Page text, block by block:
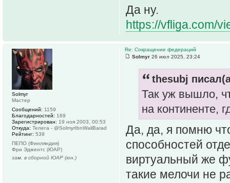
Да ну.
https://vfliga.com/
Re: Сокращение федераций
Solmyr 26 июл 2025, 23:24
thesubj
Так уж вышло,
на континенте,
Да, да, я помню
способностей
виртуальный же
такие мелочи не
Solmyr
Мастер
Сообщений: 1159
Благодарностей: 169
Зарегистрирован: 19 ноя 2003, 00:53
Откуда: Телега - @SolmyrIbnWaliBarad
Рейтинг: 539
ПЕПО (Финляндия)
Фри Эджентс (ЮАР)
зам. в сборной ЮАР (юн.)